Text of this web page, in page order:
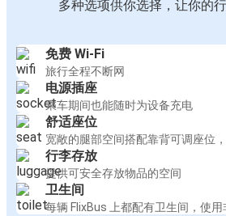
多种选项供你选择，让你的
免费 Wi-Fi
旅行全程不断网
电源插座
乘车期间也能随时为设备充电
舒适座位
宽敞的腿部空间搭配靠背可调座位
行李存放
提供可安全存放物品的空间
卫生间
每辆 FlixBus 上都配有卫生间，使用